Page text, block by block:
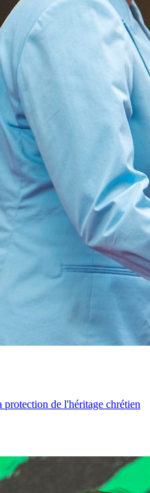
de l'héritage chrétien